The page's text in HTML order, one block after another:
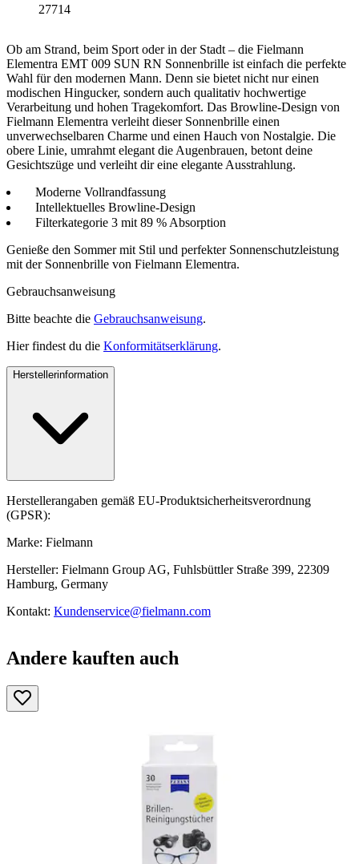
27714
Ob am Strand, beim Sport oder in der Stadt – die Fielmann
Elementra EMT 009 SUN RN Sonnenbrille ist einfach die perfekte
Wahl für den modernen Mann. Denn sie bietet nicht nur einen
modischen Hingucker, sondern auch qualitativ hochwertige
Verarbeitung und hohen Tragekomfort. Das Browline-Design von
Fielmann Elementra verleiht dieser Sonnenbrille einen
unverwechselbaren Charme und einen Hauch von Nostalgie. Die
obere Linie, umrahmt elegant die Augenbrauen, betont deine
Gesichtszüge und verleiht dir eine elegante Ausstrahlung.
Moderne Vollrandfassung
Intellektuelles Browline-Design
Filterkategorie 3 mit 89 % Absorption
Genieße den Sommer mit Stil und perfekter Sonnenschutzleistung
mit der Sonnenbrille von Fielmann Elementra.
Gebrauchsanweisung
Bitte beachte die Gebrauchsanweisung.
Hier findest du die Konformitätserklärung.
Herstellerinformation
Herstellerangaben gemäß EU-Produktsicherheitsverordnung
(GPSR):
Marke: Fielmann
Hersteller: Fielmann Group AG, Fuhlsbüttler Straße 399, 22309
Hamburg, Germany
Kontakt: Kundenservice@fielmann.com
Andere kauften auch